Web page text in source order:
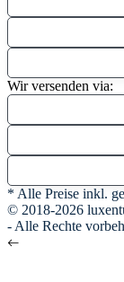
Wir versenden via:
* Alle Preise inkl.
© 2018-2026
- Alle Rechte